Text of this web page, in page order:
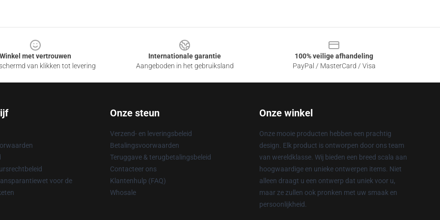
Winkel met vertrouwen
van klikken tot levering
Internationale garantie
Aangeboden in het gebruiksland
100% veilige afhandeling
PayPal / MasterCard / Visa
voor de
Onze steun
Verzend- en leveringsbeleid
Betalingsvoorwaarden
Teruggave & terugbetalingsbeleid
Contacteer ons
Klantenhulp (FAQ)
Whosale
Onze winkel
Onze mooie producten hebben een prachtig
design. Elk product is ontworpen door ons team
van wereldklasse. Wij bieden een breed scala aan
hoogwaardige en unieke ontwerpen items. Niet
alleen draagt u een ontwerp dat uniek voor u,
maar ze zullen ook pronken met uw smaak en
persoonlijkheid.